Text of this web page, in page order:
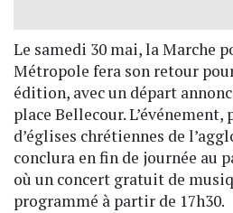
Le samedi 30 mai, la Marche
Métropole fera son retour
édition, avec un départ
place Bellecour.
d’églises chrétiennes de
conclura en fin de journée au
où un concert gratuit de
programmé à partir de 17h30.